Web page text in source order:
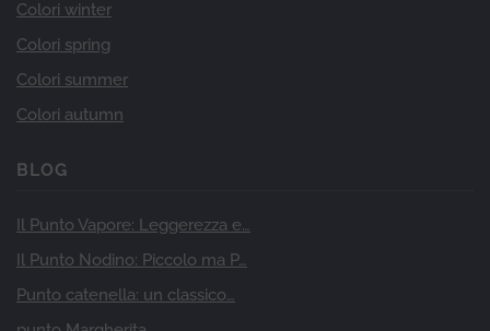
Colori winter
Colori spring
Colori summer
Colori autumn
BLOG
Il Punto Vapore: Leggerezza e…
Il Punto Nodino: Piccolo ma P…
Punto catenella: un classico…